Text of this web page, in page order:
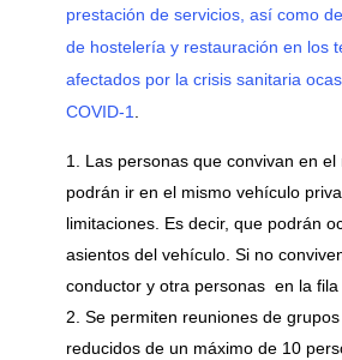
prestación de servicios, así como
de hostelería y restauración en los
afectados por la crisis sanitaria
COVID-1
Las personas que convivan en el
podrán ir en el mismo vehículo
limitaciones. Es decir, que podrán
asientos del vehículo. Si no
conductor y otra personas en la fila
Se permiten reuniones de
reducidos de un máximo de 10